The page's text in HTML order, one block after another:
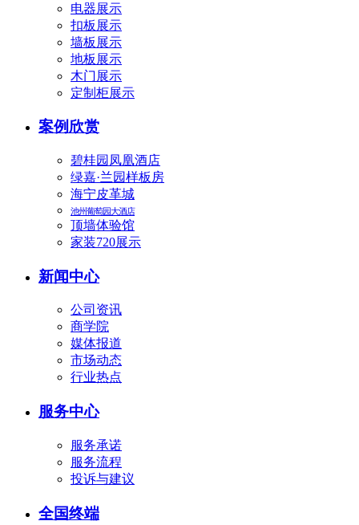
电器展示
扣板展示
墙板展示
地板展示
木门展示
定制柜展示
案例欣赏
碧桂园凤凰酒店
绿嘉·兰园样板房
海宁皮革城
池州葡萄园大酒店
顶墙体验馆
家装720展示
新闻中心
公司资讯
商学院
媒体报道
市场动态
行业热点
服务中心
服务承诺
服务流程
投诉与建议
全国终端